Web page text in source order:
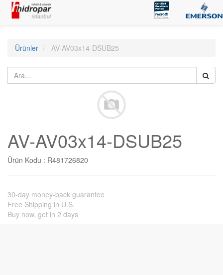
Ürünler AV-AV03x14-DSUB25
AV-AV03x14-DSUB25
Ürün Kodu : R481726820
30-day money-back guarantee
Free Shipping in U.S.
Buy now, get in 2 days